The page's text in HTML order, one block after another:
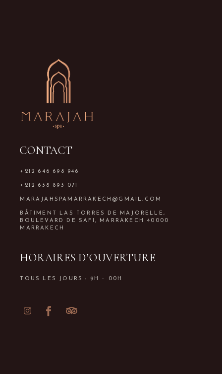
CONTACT
+212 646 698 946
+212 638 893 071
MARAJAHSPAMARRAKECH@GMAIL.COM
BÂTIMENT LAS TORRES DE MAJORELLE,
BOULEVARD DE SAFI, MARRAKECH 40000
MARRAKECH
HORAIRES D’OUVERTURE
TOUS LES JOURS : 9H – 00H